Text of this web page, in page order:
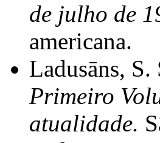
de julho de
americana.
Ladusāns,
Primeiro
atualidade.